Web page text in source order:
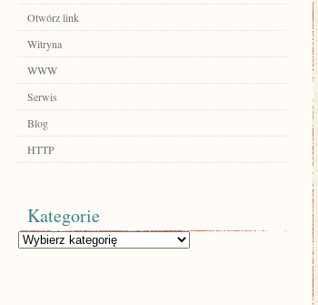
Otwórz link
Witryna
WWW
Serwis
Blog
HTTP
Kategorie
Kategorie